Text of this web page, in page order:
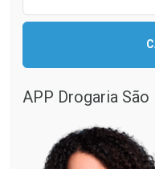
APP Drogaria São